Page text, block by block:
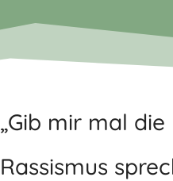
„Gib mir mal
Rassismus